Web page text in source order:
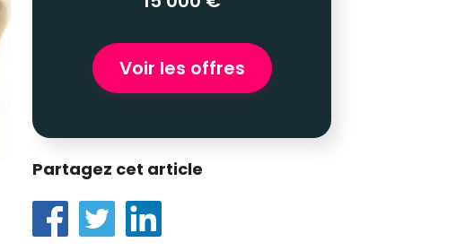
Voir les offres
Partagez cet article